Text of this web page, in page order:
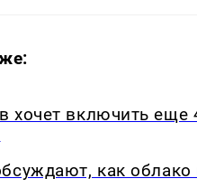
хочет включить еще
как